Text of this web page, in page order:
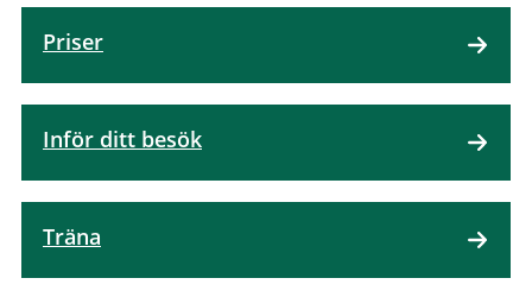
Priser
Inför ditt besök
Träna